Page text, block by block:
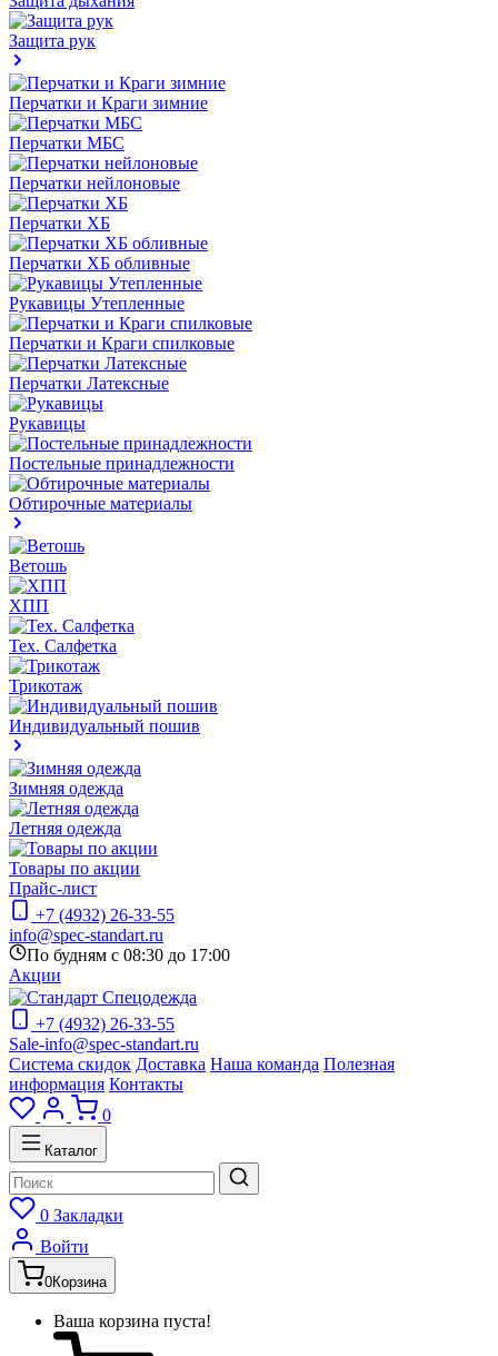
Защита рук
Перчатки и Краги зимние
Перчатки МБС
Перчатки нейлоновые
Перчатки ХБ
Перчатки ХБ обливные
Рукавицы Утепленные
Перчатки и Краги спилковые
Перчатки Латексные
Рукавицы
Постельные принадлежности
Обтирочные материалы
Ветошь
ХПП
Тех. Салфетка
Трикотаж
Индивидуальный пошив
Зимняя одежда
Летняя одежда
Товары по акции
Прайс-лист
+7 (4932) 26-33-55
info@spec-standart.ru
По будням с 08:30 до 17:00
Акции
+7 (4932) 26-33-55
Sale-info@spec-standart.ru
Система скидок Доставка Наша команда Полезная
информация Контакты
0
Каталог
0 Закладки
Войти
0Корзина
Ваша корзина пуста!